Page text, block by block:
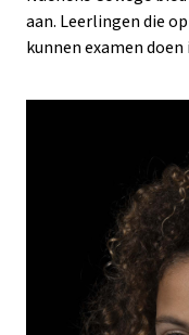
aan. Leerlingen die
kunnen examen doen